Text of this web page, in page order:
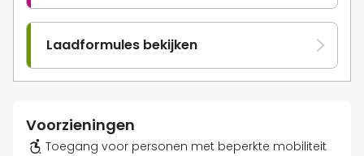
Laadformules bekijken
Voorzieningen
Toegang voor personen met beperkte mobiliteit